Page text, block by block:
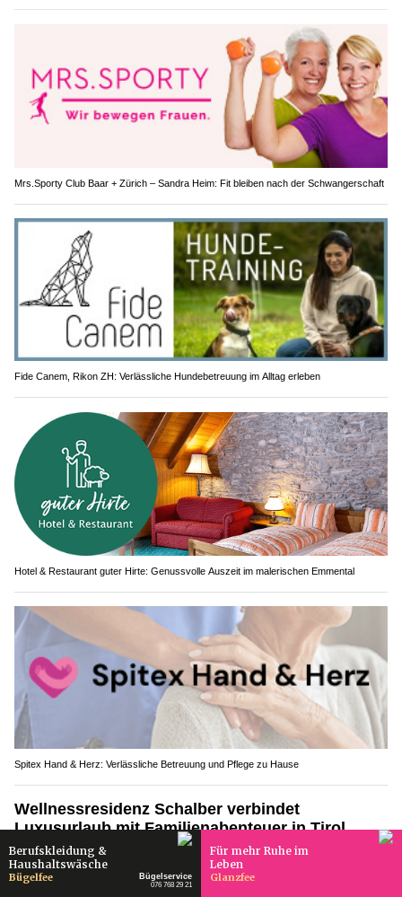
Mrs.Sporty Club Baar + Zürich – Sandra Heim: Fit bleiben nach der Schwangerschaft
Fide Canem, Rikon ZH: Verlässliche Hundebetreuung im Alltag erleben
Hotel & Restaurant guter Hirte: Genussvolle Auszeit im malerischen Emmental
Spitex Hand & Herz: Verlässliche Betreuung und Pflege zu Hause
Wellnessresidenz Schalber verbindet
Luxusurlaub mit Familienabenteuer in Tirol